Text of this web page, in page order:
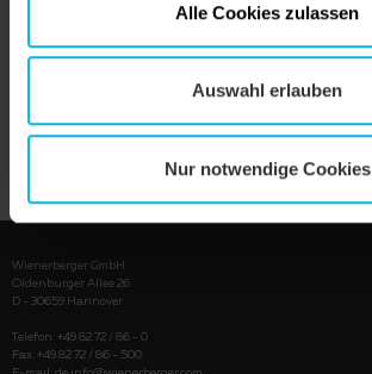
Alle Cookies zulassen
Auswahl erlauben
Nur notwendige Cookies
Wienerberger GmbH
Oldenburger Allee 26
D - 30659 Hannover
Telefon: +49 82 72 / 86 - 0
Fax: +49 82 72 / 86 - 500